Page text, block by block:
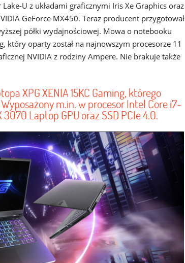
U z układami graficznymi Iris Xe Graphics oraz
GeForce MX450. Teraz producent przygotował
półki wydajnościowej. Mowa o notebooku
który oparty został na najnowszym procesorze 11
NVIDIA z rodziny Ampere. Nie brakuje także
XPG XENIA 15KC Gaming, którego
m.in. w procesor Intel Core i7-
3070 Laptop GPU oraz SSD PCIe 4.0.